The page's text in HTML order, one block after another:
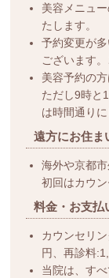
美容メニュ
たします。
予約変更が
ございます。
美容予約の
ただし9時と
は時間通り
遠方にお住ま
海外や京都
初回はカウ
料金・お支払
カウンセリ
円、再診料
当院は、す